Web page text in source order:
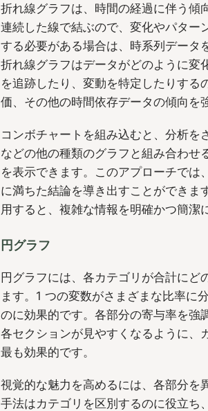
折れ線グラフは、時間の経過に伴う傾
連続した線で結ぶので、変化やパター
する必要がある場合は、時系列データ
折れ線グラフはデータがどのように変
を追跡したり、変動を特定したりする
価、その他の時間依存データの傾向を
コンボチャートを組み込むと、分析を
などの他の種類のグラフと組み合わせ
を表示できます。このアプローチでは
に満ちた結論を導き出すことができま
用すると、複雑な情報を明確かつ簡潔
円グラフ
円グラフには、各カテゴリが合計にど
ます。1 つの変数がさまざまな比率に
のに効果的です。各部分の寄与率を強
各セクションが見やすくなるように
最も効果的です。
視覚的な魅力を高めるには、各部分を
手法はカテゴリを区別するのに役立ち